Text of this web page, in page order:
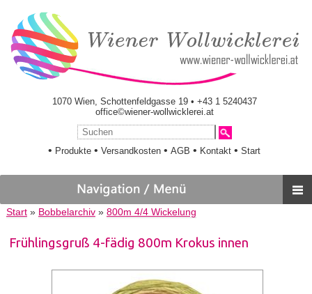
1070 Wien, Schottenfeldgasse 19 • +43 1 5240437
office©wiener-wollwicklerei.at
• Produkte •Versandkosten •AGB • Kontakt •Start
Start» Bobbelarchiv» 800m 4/4 Wickelung
Frühlingsgruß 4-fädig 800m Krokus innen